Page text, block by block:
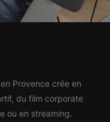
Provence crée en
du film corporate
ou en streaming.